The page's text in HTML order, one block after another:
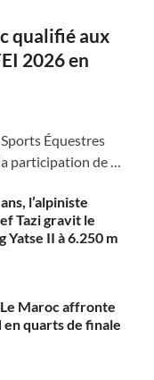
qualifié aux
2026 en
Équestres
participation de …
l’alpiniste
Tazi gravit le
Yatse II à 6.250 m
Maroc affronte
en quarts de finale